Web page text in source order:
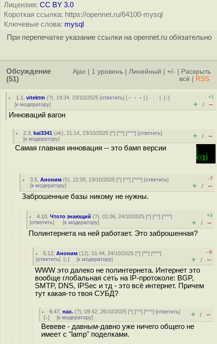
Лицензия: CC BY 3.0
Короткая ссылка: https://opennet.ru/64100-mysql
Ключевые слова: mysql
При перепечатке указание ссылки на opennet.ru обязательно
Обсуждение
(51)
Ajax 1 уровень Линейный +/-
Раскрыть
всё
RSS
1.1 ,vitektm (?), 19:34, 23/10/2025 [ответить] [ ﹢﹢﹢] [ · · ·][↓]
[к модератору]
+1
+ / –
Инноваций вагон
2.3 ,kai3341 (ok), 21:14, 23/10/2025 [^] [^^] [^^^] [ответить]
[к модератору] + / –
Самая главная инновация -- это бамп версии
3.5 ,Аноним (5), 22:05, 23/10/2025 [^] [^^] [^^^] [ответить]
[к модератору]
–7
+ / –
Заброшенные базы никому не нужны.
4.10 ,Чтото знающий (?), 01:06, 24/10/2025 [^] [^^] [^^^]
[ответить] [к модератору]
+3
+ / –
Полинтернета на ней работает. Это заброшенная?
5.12 ,Аноним (12), 01:44, 24/10/2025 [^] [^^] [^^^]
[ответить] [↓] [к модератору]
–9
+ / –
WWW это далеко не полинтернета. Интернет это
вообще глобальная сеть на IP-протоколе: BGP,
SMTP, DNS, IPSec и тд - это всё интернет. Причем
тут какая-то твоя СУБД?
6.47 ,нах. (?), 09:42, 26/10/2025 [^] [^^] [^^^] [ответить]
[↓] [к модератору] + / –
Вевеве - давным-давно уже ничего общего не
имеет с "lamp" поделками.